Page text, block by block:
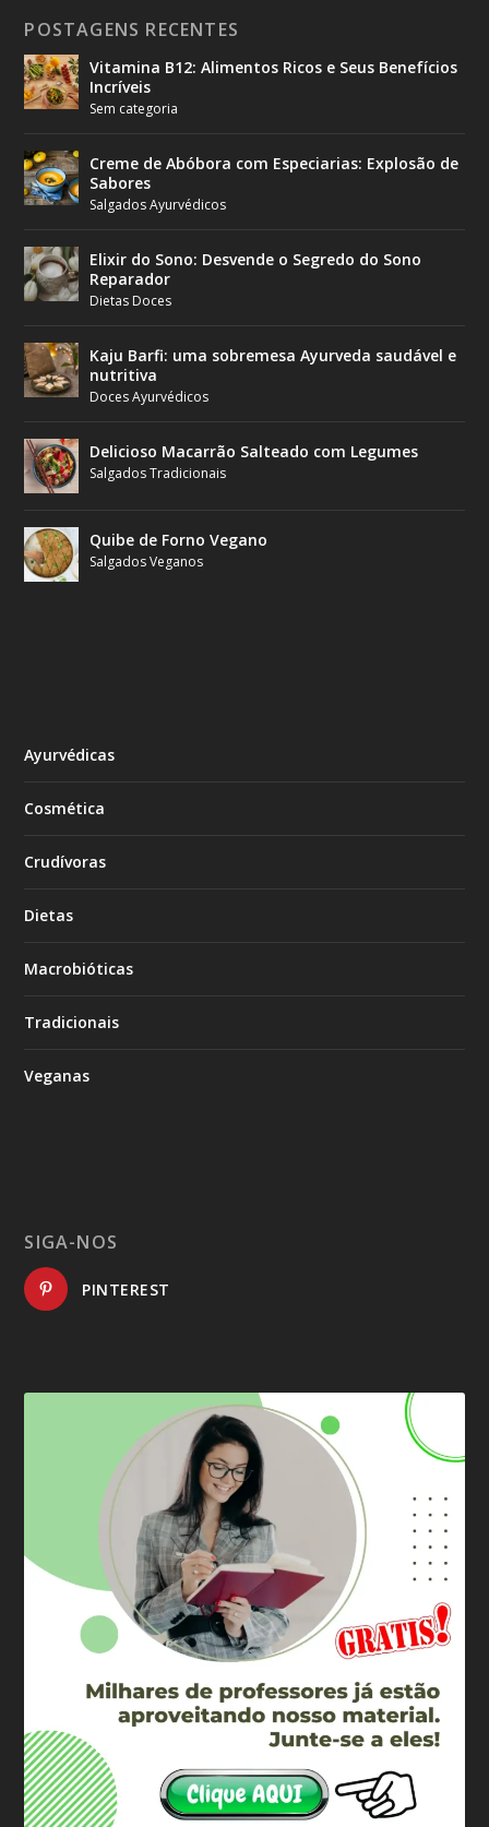
POSTAGENS RECENTES
Vitamina B12: Alimentos Ricos e Seus Benefícios
Incríveis
Sem categoria
Creme de Abóbora com Especiarias: Explosão de
Sabores
Salgados Ayurvédicos
Elixir do Sono: Desvende o Segredo do Sono
Reparador
Dietas Doces
Kaju Barfi: uma sobremesa Ayurveda saudável e
nutritiva
Doces Ayurvédicos
Delicioso Macarrão Salteado com Legumes
Salgados Tradicionais
Quibe de Forno Vegano
Salgados Veganos
Ayurvédicas
Cosmética
Crudívoras
Dietas
Macrobióticas
Tradicionais
Veganas
SIGA-NOS
PINTEREST